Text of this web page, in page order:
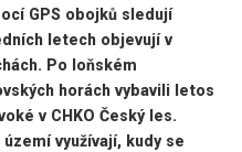
GPS obojků sledují
letech objevují v
Po loňském
horách vybavili letos
v CHKO Český les.
využívají, kudy se